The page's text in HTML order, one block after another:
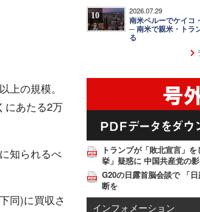
上の規模。
にあたる2万
知られるべ
同)に買収さ
10 2026.07.29
南米ペルーでケイコ
─ 南米で親米・トラ
る
トランプが「敗北宣言」
挙」疑惑に 中国共産党の影
G20の日露首脳会談で 「
断を
インフォメーション